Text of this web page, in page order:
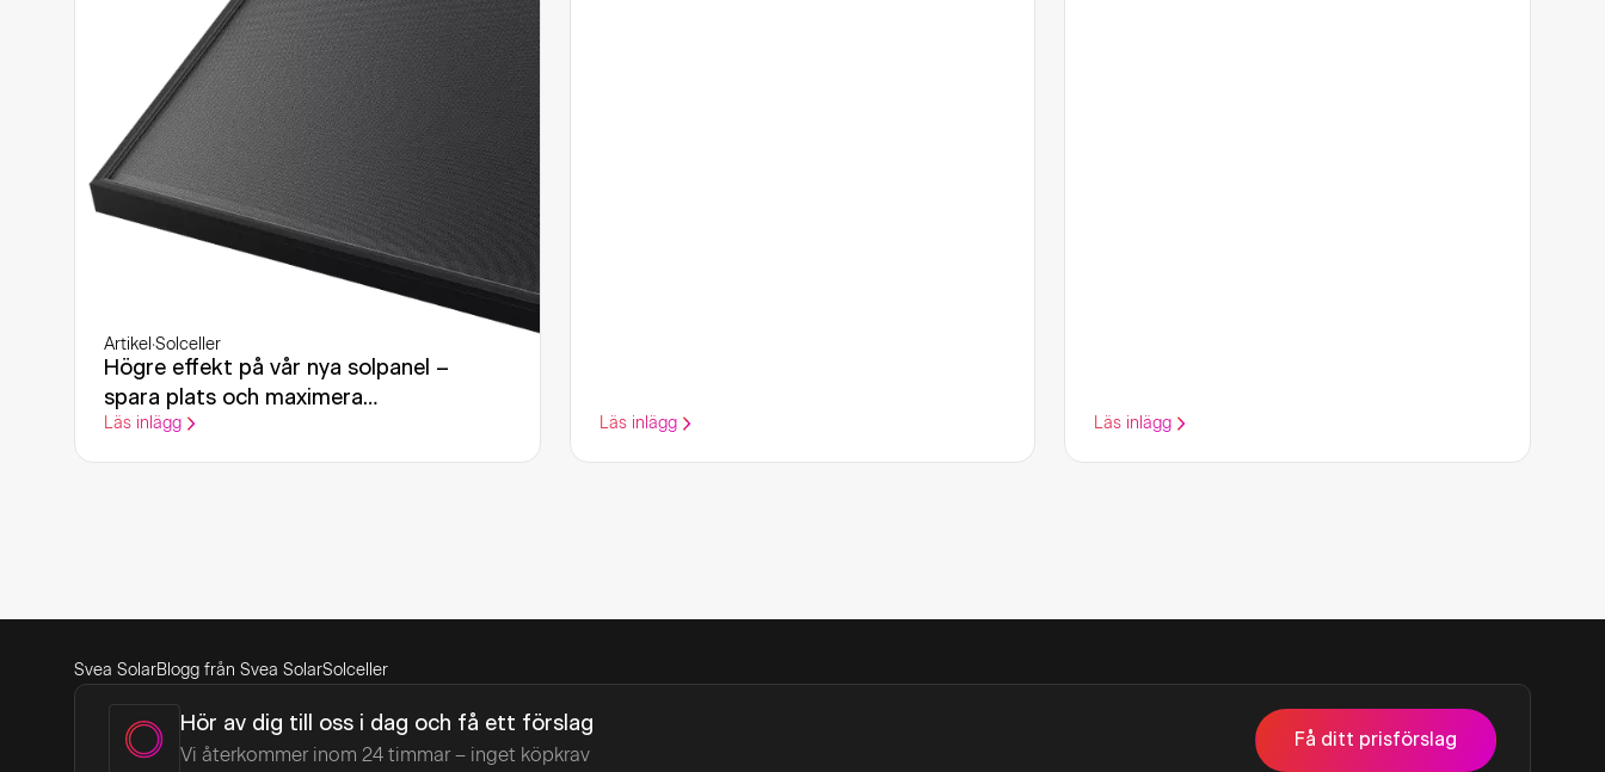
Artikel ·Solceller
Högre effekt på vår nya solpanel –
spara plats och maximera
elproduktionen
Läs inlägg Läs inlägg Läs inlägg
Svea SolarBlogg från Svea SolarSolceller
Hör av dig till oss i dag och få ett förslag
Vi återkommer inom 24 timmar – inget köpkrav
Få ditt prisförslag